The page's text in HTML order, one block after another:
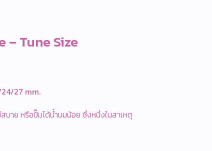
Tune Size
24/27 mm.
าย หรือปั๊มได้น้ำนมน้อย ซึ่งหนึ่งในสาเหตุ